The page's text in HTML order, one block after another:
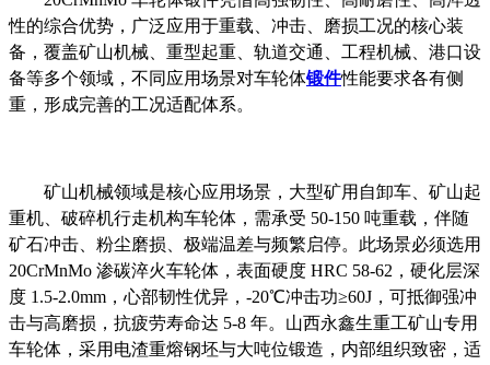
性的综合优势，广泛应用于重载、冲击、磨损工况的核心装
备，覆盖矿山机械、重型起重、轨道交通、工程机械、港口设
备等多个领域，不同应用场景对车轮体锻件性能要求各有侧
重，形成完善的工况适配体系。
矿山机械领域是核心应用场景，大型矿用自卸车、矿山起
重机、破碎机行走机构车轮体，需承受 50-150 吨重载，伴随
矿石冲击、粉尘磨损、极端温差与频繁启停。此场景必须选用
20CrMnMo 渗碳淬火车轮体，表面硬度 HRC 58-62，硬化层深
度 1.5-2.0mm，心部韧性优异，-20℃冲击功≥60J，可抵御强冲
击与高磨损，抗疲劳寿命达 5-8 年。山西永鑫生重工矿山专用
车轮体，采用电渣重熔钢坯与大吨位锻造，内部组织致密，适